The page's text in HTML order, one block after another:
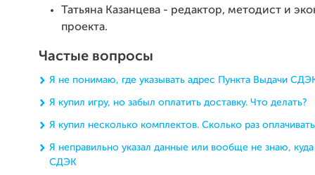
Татьяна Казанцева - редактор, методист и
проекта.
Частые вопросы
Я не понимаю, где указывать адрес Пункта Выдачи
Я купил игру, но забыл оплатить доставку. Что делать?
Я купил несколько комплектов. Сколько раз
Я неправильно указал данные или вообще не знаю, куда
СДЭК